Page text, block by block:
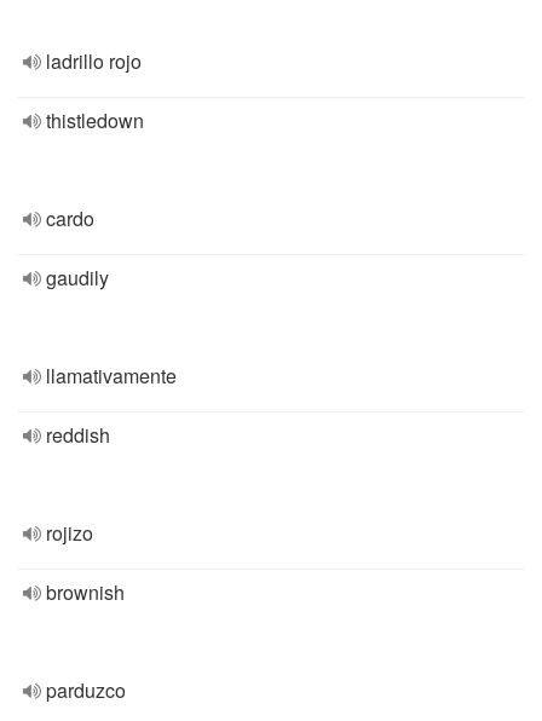
ladrillo rojo
thistledown
cardo
gaudily
llamativamente
reddish
rojizo
brownish
parduzco